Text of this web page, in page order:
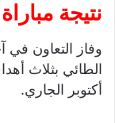
نتيجة
وفاز التعاون
أكتوبر الجاري.